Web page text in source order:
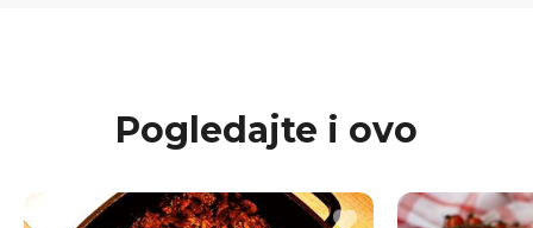
Pogledajte i ovo